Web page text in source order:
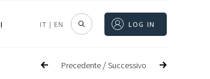
IT | EN LOG IN
Precedente /Successivo